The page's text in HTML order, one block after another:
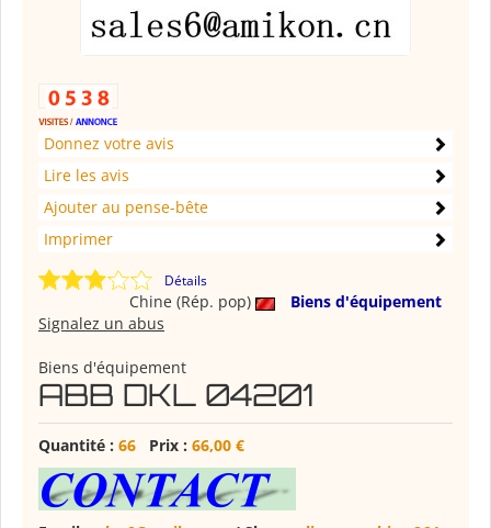
Donnez votre avis
Lire les avis
Ajouter au pense-bête
Imprimer
Détails
Chine (Rép. pop)
Biens d'équipement
Signalez un abus
Biens d'équipement
ABB DKL 04201
Quantité : 66 Prix : 66,00 €